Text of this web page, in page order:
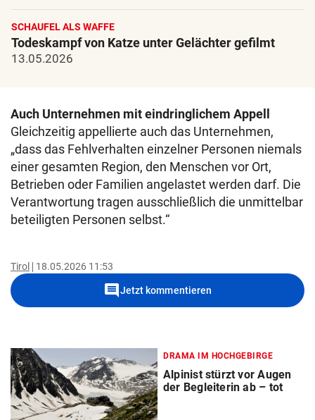
SCHAUFEL ALS WAFFE
Todeskampf von Katze unter Gelächter gefilmt
13.05.2026
Auch Unternehmen mit eindringlichem Appell
Gleichzeitig appellierte auch das Unternehmen,
„dass das Fehlverhalten einzelner Personen niemals
einer gesamten Region, den Menschen vor Ort,
Betrieben oder Familien angelastet werden darf. Die
Verantwortung tragen ausschließlich die unmittelbar
beteiligten Personen selbst.“
Tirol 18.05.2026 11:53
commentJetzt kommentieren
DRAMA IM HOCHGEBIRGE
Alpinist stürzt vor Augen
der Begleiterin ab – tot